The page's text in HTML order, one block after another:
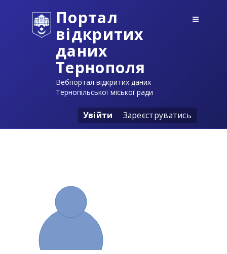
Портал
відкритих
даних
Тернополя
Вебпортал відкритих даних
Тернопільської міської ради
Увійти Зареєструватись